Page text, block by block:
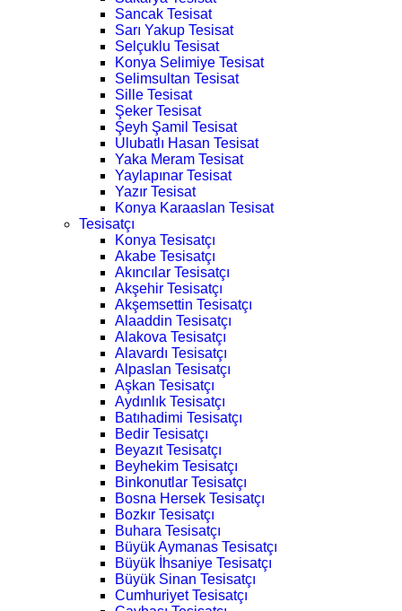
Sancak Tesisat
Sarı Yakup Tesisat
Selçuklu Tesisat
Konya Selimiye Tesisat
Selimsultan Tesisat
Sille Tesisat
Şeker Tesisat
Şeyh Şamil Tesisat
Ulubatlı Hasan Tesisat
Yaka Meram Tesisat
Yaylapınar Tesisat
Yazır Tesisat
Konya Karaaslan Tesisat
Tesisatçı
Konya Tesisatçı
Akabe Tesisatçı
Akıncılar Tesisatçı
Akşehir Tesisatçı
Akşemsettin Tesisatçı
Alaaddin Tesisatçı
Alakova Tesisatçı
Alavardı Tesisatçı
Alpaslan Tesisatçı
Aşkan Tesisatçı
Aydınlık Tesisatçı
Batıhadimi Tesisatçı
Bedir Tesisatçı
Beyazıt Tesisatçı
Beyhekim Tesisatçı
Binkonutlar Tesisatçı
Bosna Hersek Tesisatçı
Bozkır Tesisatçı
Buhara Tesisatçı
Büyük Aymanas Tesisatçı
Büyük İhsaniye Tesisatçı
Büyük Sinan Tesisatçı
Cumhuriyet Tesisatçı